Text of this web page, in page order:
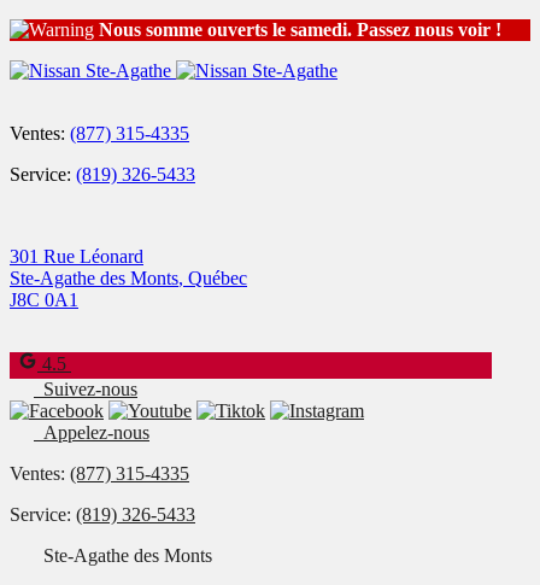
Nous somme ouverts le samedi. Passez nous voir !
Ventes: (877) 315-4335
Service: (819) 326-5433
301 Rue Léonard
Ste-Agathe des Monts, Québec
J8C 0A1
4.5
Suivez-nous
Appelez-nous
Ventes: (877) 315-4335
Service: (819) 326-5433
Ste-Agathe des Monts